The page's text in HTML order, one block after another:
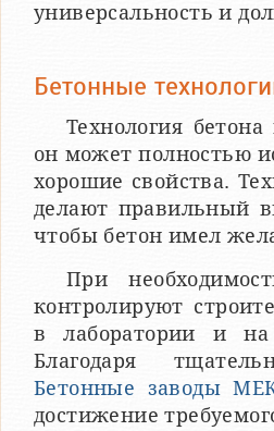
универсальность и
Бетонные
Технология
он может полностью
хорошие свойства.
делают правильный
чтобы бетон имел
При
контролируют
в лаборатории и на
Благодаря
Бетонные заводы
достижение